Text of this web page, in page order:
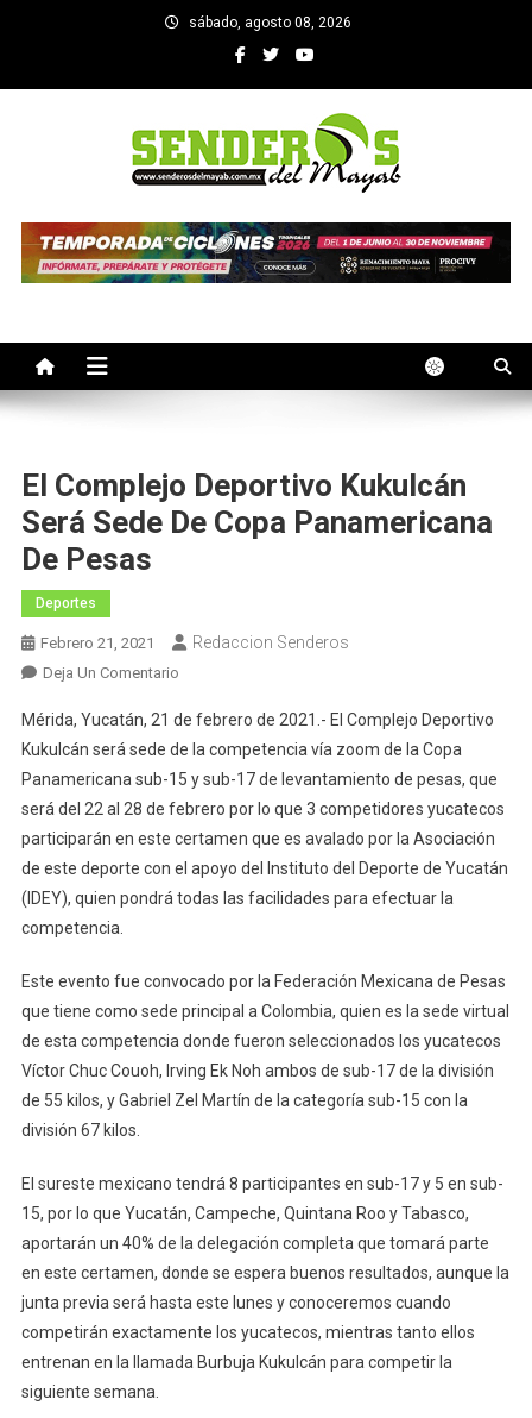
sábado, agosto 08, 2026
SENDEROS DEL MAYAB
El Complejo Deportivo Kukulcán
Será Sede De Copa Panamericana
De Pesas
Deportes
Febrero 21, 2021 Redaccion Senderos
Deja Un ComentarioEn
Complejo
Deportivo
Kukulcán
Será
Sede
De
Copa
Pesas
Mérida, Yucatán, 21 de febrero de 2021.- El Complejo Deportivo
Kukulcán será sede de la competencia vía zoom de la Copa
Panamericana sub-15 y sub-17 de levantamiento de pesas, que
será del 22 al 28 de febrero por lo que 3 competidores yucatecos
participarán en este certamen que es avalado por la Asociación
de este deporte con el apoyo del Instituto del Deporte de Yucatán
(IDEY), quien pondrá todas las facilidades para efectuar la
competencia.
Este evento fue convocado por la Federación Mexicana de Pesas
que tiene como sede principal a Colombia, quien es la sede virtual
de esta competencia donde fueron seleccionados los yucatecos
Víctor Chuc Couoh, Irving Ek Noh ambos de sub-17 de la división
de 55 kilos, y Gabriel Zel Martín de la categoría sub-15 con la
división 67 kilos.
El sureste mexicano tendrá 8 participantes en sub-17 y 5 en sub-
15, por lo que Yucatán, Campeche, Quintana Roo y Tabasco,
aportarán un 40% de la delegación completa que tomará parte
en este certamen, donde se espera buenos resultados, aunque la
junta previa será hasta este lunes y conoceremos cuando
competirán exactamente los yucatecos, mientras tanto ellos
entrenan en la llamada Burbuja Kukulcán para competir la
siguiente semana.